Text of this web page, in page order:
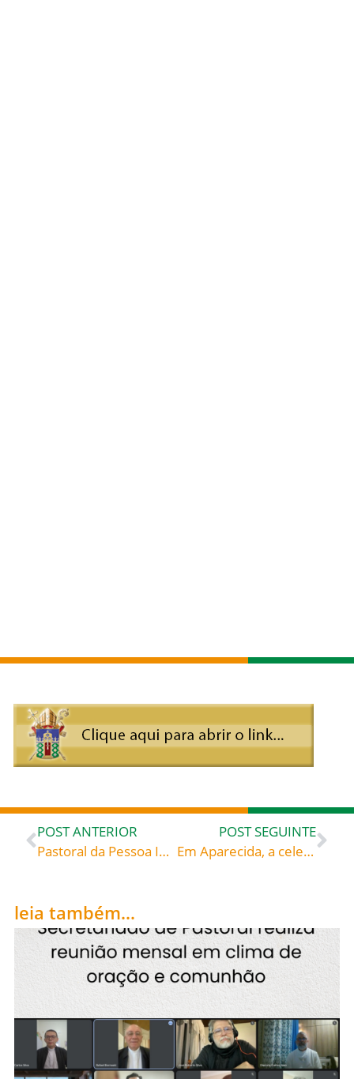
POST ANTERIOR
Pastoral da Pessoa Idosa da Diocese de Blumenau tem novo coordenador
POST SEGUINTE
Em Aparecida, a celebração conjunta do Grito e da Romaria dos Trabalhadores
leia também...